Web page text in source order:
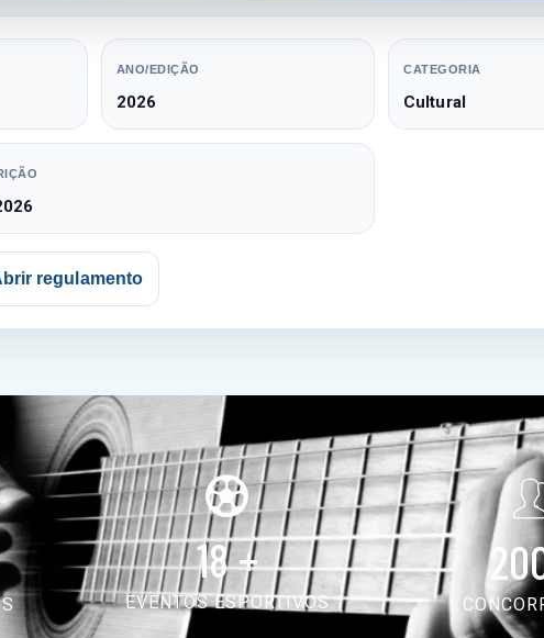
ANO/EDIÇÃO
2026
CATEGORIA
Cultural
regulamento
18+
EVENTOS ESPORTIVOS